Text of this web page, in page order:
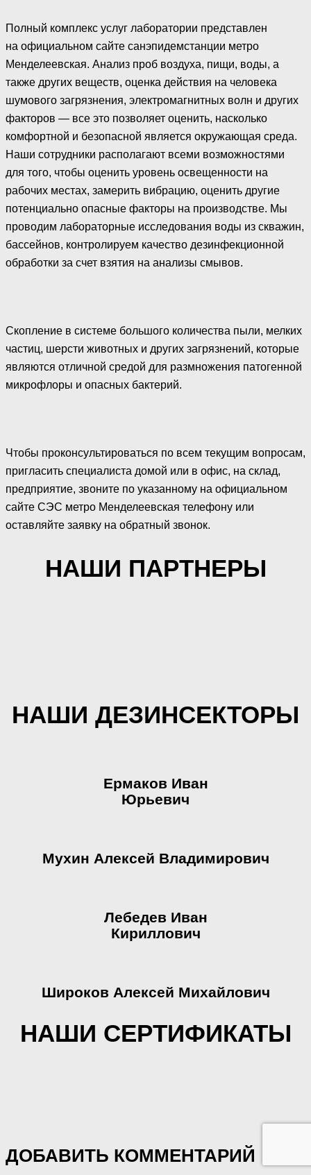
Полный комплекс услуг лаборатории представлен
на официальном сайте санэпидемстанции метро
Менделеевская. Анализ проб воздуха, пищи, воды, а
также других веществ, оценка действия на человека
шумового загрязнения, электромагнитных волн и других
факторов — все это позволяет оценить, насколько
комфортной и безопасной является окружающая среда.
Наши сотрудники располагают всеми возможностями
для того, чтобы оценить уровень освещенности на
рабочих местах, замерить вибрацию, оценить другие
потенциально опасные факторы на производстве. Мы
проводим лабораторные исследования воды из скважин,
бассейнов, контролируем качество дезинфекционной
обработки за счет взятия на анализы смывов.
Скопление в системе большого количества пыли, мелких
частиц, шерсти животных и других загрязнений, которые
являются отличной средой для размножения патогенной
микрофлоры и опасных бактерий.
Чтобы проконсультироваться по всем текущим вопросам,
пригласить специалиста домой или в офис, на склад,
предприятие, звоните по указанному на официальном
сайте СЭС метро Менделеевская телефону или
оставляйте заявку на обратный звонок.
НАШИ ПАРТНЕРЫ
НАШИ ДЕЗИНСЕКТОРЫ
Ермаков Иван
Юрьевич
Мухин Алексей Владимирович
Лебедев Иван
Кириллович
Широков Алексей Михайлович
НАШИ СЕРТИФИКАТЫ
ДОБАВИТЬ КОММЕНТАРИЙ